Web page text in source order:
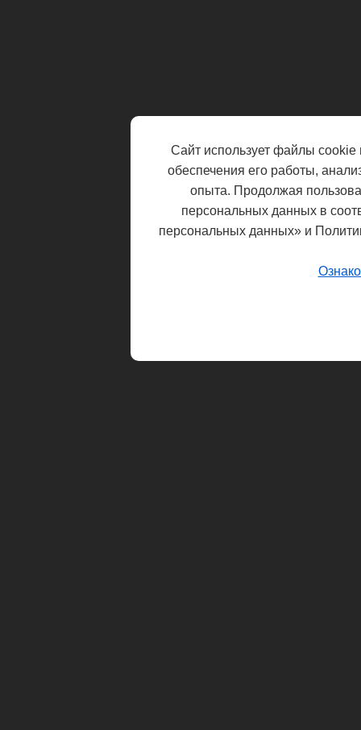
Сайт использует файлы cookie
обеспечения его работы,
опыта. Продолжая
персональных данных в
персональных данных» и